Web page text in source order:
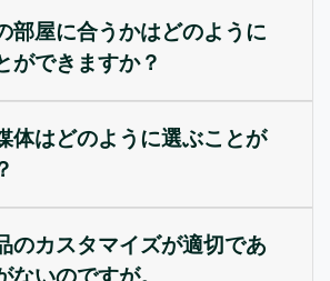
部屋に合うかはどのように
ができますか？
体はどのように選ぶことが
のカスタマイズが適切であ
ないのですが。